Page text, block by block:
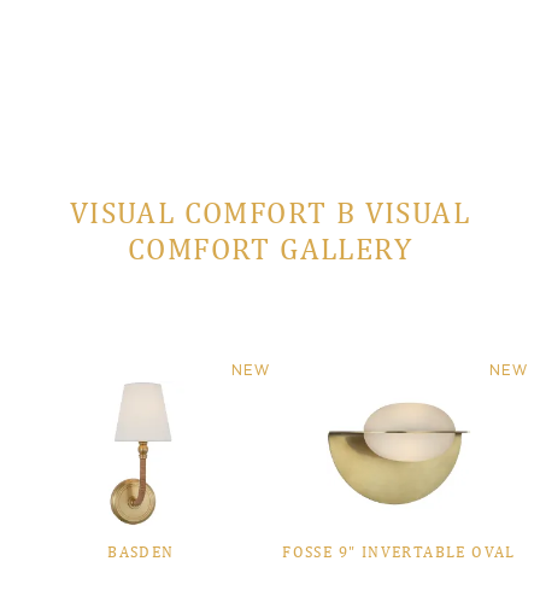
VISUAL COMFORT В VISUAL
COMFORT GALLERY
NEW
BASDEN
NEW
FOSSE 9" INVERTABLE OVAL